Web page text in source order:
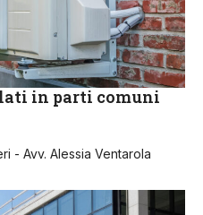
in parti comuni
- Avv. Alessia Ventarola